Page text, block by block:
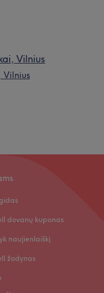
Vilnius
Vilnius
dovanų kuponas
naujienlaiškį
žodynas